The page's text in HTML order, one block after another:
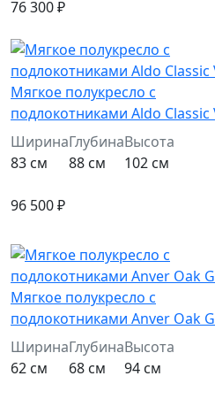
76 300 ₽
Мягкое полукресло с
подлокотниками Aldo Classic
Ширина
83 см
Глубина
88 см
Высота
102 см
96 500 ₽
Мягкое полукресло с
подлокотниками Anver Oak
Ширина
62 см
Глубина
68 см
Высота
94 см